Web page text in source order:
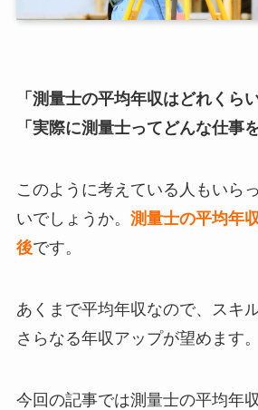
「測量士の平均年収はどれくら
「実際に測量士ってどんな仕事
このように考えている人もいら
いでしょうか。 測量士の平均年
後です。
あくまで平均年収なので、スキ
さらなる年収アップが望めます。
今回の記事では測量士の平均年